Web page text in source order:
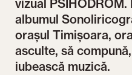
vizual
albumul
orașul Timișoara,
asculte, să
iubească muzică.